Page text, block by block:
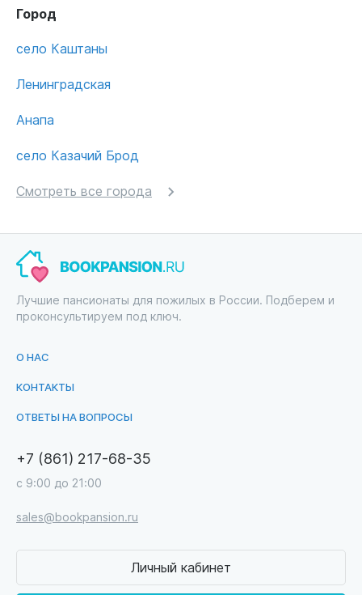
Город
село Каштаны
Ленинградская
Анапа
село Казачий Брод
Смотреть все города
Лучшие пансионаты для пожилых в России. Подберем и
проконсультируем под ключ.
О НАС
КОНТАКТЫ
ОТВЕТЫ НА ВОПРОСЫ
+7 (861) 217-68-35
с 9:00 до 21:00
sales@bookpansion.ru
Личный кабинет